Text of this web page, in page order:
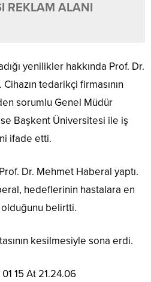
REKLAM ALANI
yenilikler hakkında Prof. Dr.
tedarikçi firmasının
sorumlu Genel Müdür
Başkent Üniversitesi ile iş
ifade etti.
Dr. Mehmet Haberal yaptı.
hedeflerinin hastalara en
belirtti.
kesilmesiyle sona erdi.